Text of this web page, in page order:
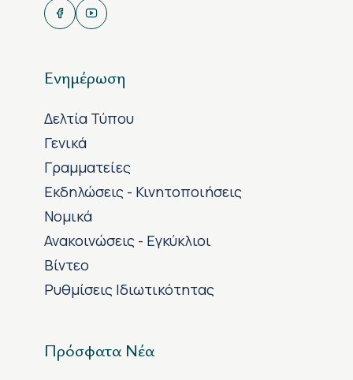
Ενημέρωση
Δελτία Τύπου
Γενικά
Γραμματείες
Εκδηλώσεις - Κινητοποιήσεις
Νομικά
Ανακοινώσεις - Εγκύκλιοι
Βίντεο
Ρυθμίσεις Ιδιωτικότητας
Πρόσφατα Νέα